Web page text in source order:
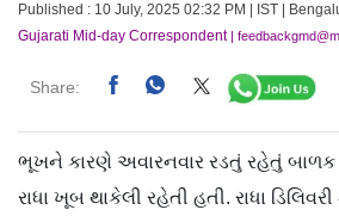
Published : 10 July, 2025 02:32 PM | IST |
Gujarati Mid-day Correspondent|
Share:
ભૂખને કારણે અવારનવાર રડતું રહેતું બાળક
રાધા ખૂબ થાકેલી રહેતી હતી. રાધા